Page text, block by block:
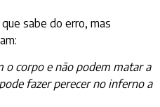
que sabe do erro, mas
o corpo e não podem matar a
fazer perecer no inferno a